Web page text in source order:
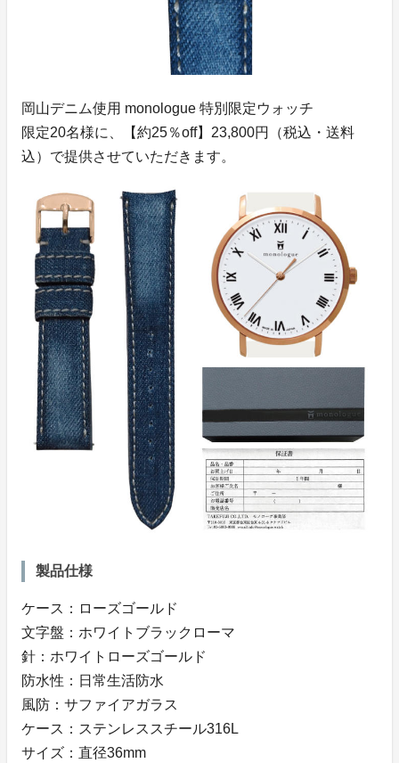
岡山デニム使用 monologue 特別限定ウォッチ
限定20名様に、【約25％off】23,800円（税込・送料
込）で提供させていただきます。
製品仕様
ケース：ローズゴールド
文字盤：ホワイトブラックローマ
針：ホワイトローズゴールド
防水性：日常生活防水
風防：サファイアガラス
ケース：ステンレススチール316L
サイズ：直径36mm